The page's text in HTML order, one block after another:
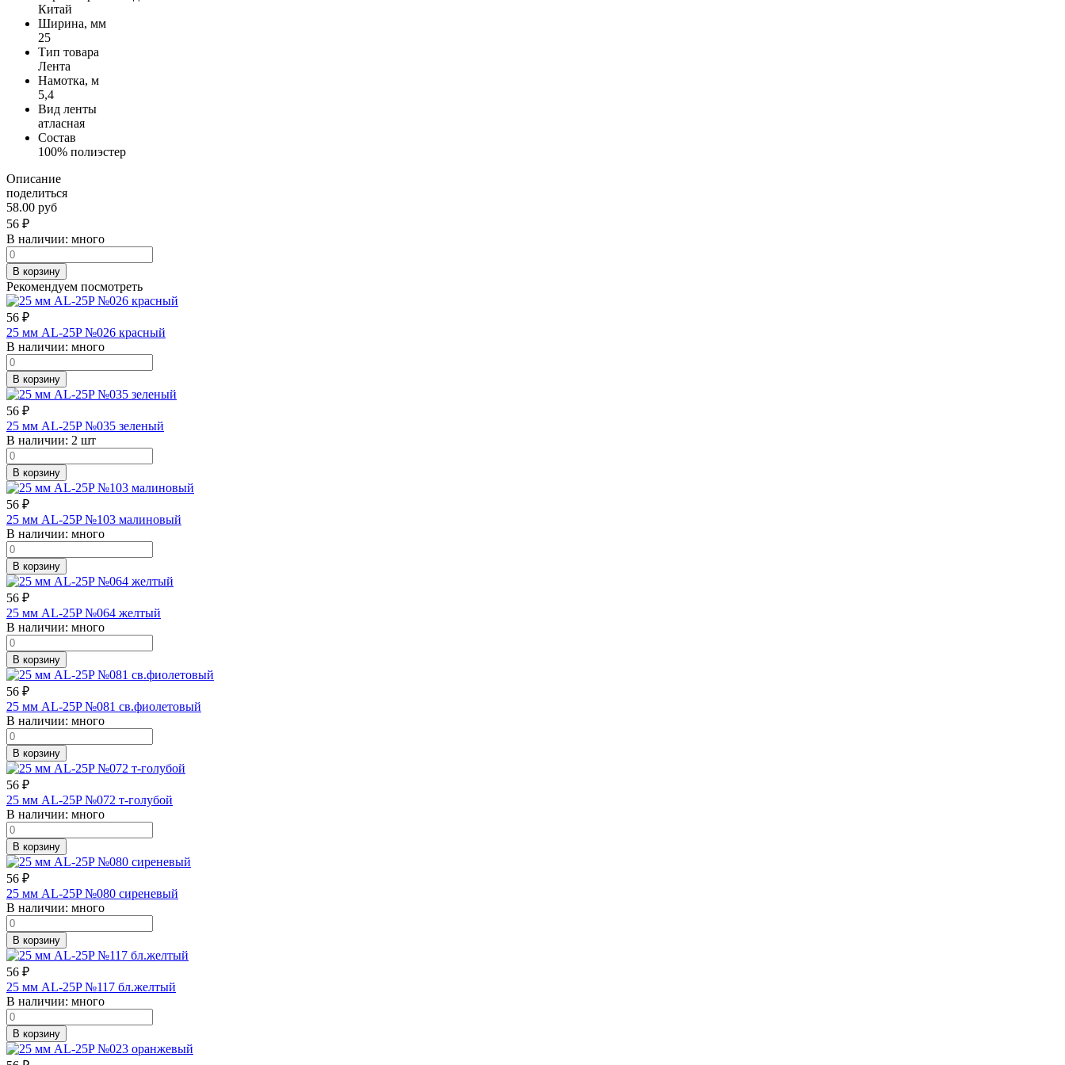
Китай
Ширина, мм
25
Тип товара
Лента
Намотка, м
5,4
Вид ленты
атласная
Состав
100% полиэстер
Описание
поделиться
58.00 руб
56 ₽
В наличии: много
В корзину
Рекомендуем посмотреть
56 ₽
25 мм AL-25P №026 красный
В наличии: много
В корзину
56 ₽
25 мм AL-25P №035 зеленый
В наличии: 2 шт
В корзину
56 ₽
25 мм AL-25P №103 малиновый
В наличии: много
В корзину
56 ₽
25 мм AL-25P №064 желтый
В наличии: много
В корзину
56 ₽
25 мм AL-25P №081 св.фиолетовый
В наличии: много
В корзину
56 ₽
25 мм AL-25P №072 т-голубой
В наличии: много
В корзину
56 ₽
25 мм AL-25P №080 сиреневый
В наличии: много
В корзину
56 ₽
25 мм AL-25P №117 бл.желтый
В наличии: много
В корзину